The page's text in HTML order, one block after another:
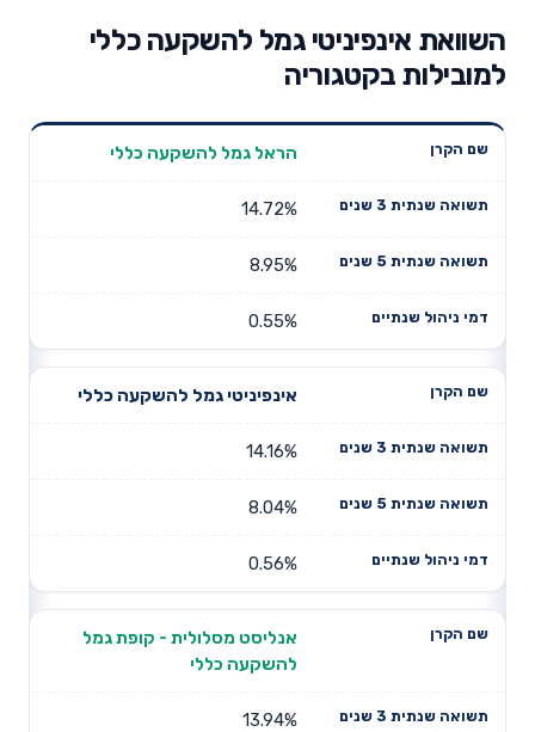
השוואת אינפיניטי גמל להשקעה כללי
למובילות בקטגוריה
שנים
תשואה
הראל גמל להשקעה כללי
14.72%
8.95%
0.55%
אינפיניטי גמל להשקעה כללי
14.16%
8.04%
0.56%
אנליסט מסלולית - קופת גמל
להשקעה כללי
13.94%